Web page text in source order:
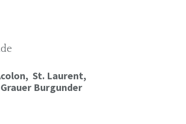
St. Laurent,
Grauer Burgunder